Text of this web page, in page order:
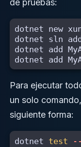
de pruebas:
dotnet new
dotnet sln
dotnet add
Para ejecutar
un solo
siguiente forma:
dotnet test